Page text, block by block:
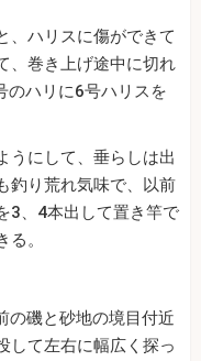
、ハリスに傷ができて
、巻き上げ途中に切れ
のハリに6号ハリスを
うにして、垂らしは出
釣り荒れ気味で、以前
3、4本出して置き竿で
。
の磯と砂地の境目付近
して左右に幅広く探っ